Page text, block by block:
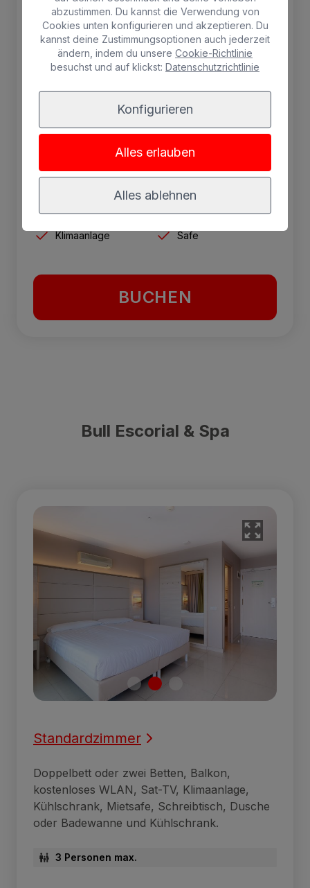
Zimmer in der obersten Etage mit zwei Betten
und einem Sofa, für 3 Erwachsene und 1 Kind
oder 2 Erwachsene und 2 Kinder, Balkon,
Sat-TV, Klimaanlage, kleiner Kühlschrank,
Mietsafe, Schreibtisch und Dusche.
4 personas máx.
Kühlschrank
Gratis Wifi
Balkon
Klimaanlage
Safe
BUCHEN
Bull Escorial & Spa
Standardzimmer
Doppelbett oder zwei Betten, Balkon,
kostenloses WLAN, Sat-TV, Klimaanlage,
Kühlschrank, Mietsafe, Schreibtisch, Dusche
oder Badewanne und Kühlschrank.
3 Personen max.
abzustimmen. Du kannst die Verwendung von
Cookies unten konfigurieren und akzeptieren. Du
kannst deine Zustimmungsoptionen auch jederzeit
ändern, indem du unsere Cookie-Richtlinie
besuchst und auf klickst: Datenschutzrichtlinie
Konfigurieren
Alles erlauben
Alles ablehnen